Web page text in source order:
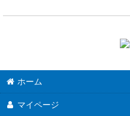
ホーム
マイページ